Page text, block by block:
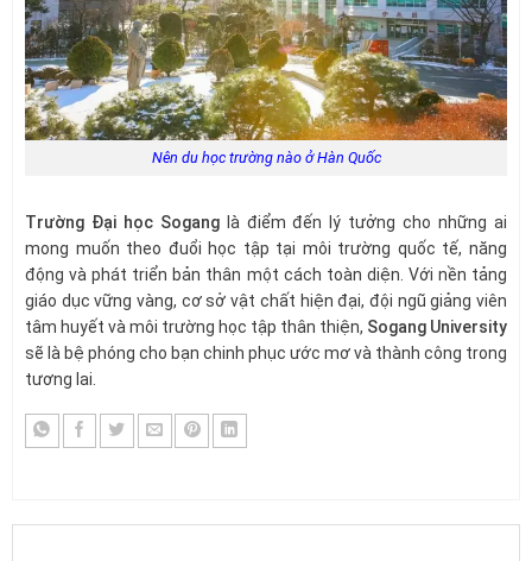
Nên du học trường nào ở Hàn Quốc
Trường Đại học Soganglà điểm đến lý tưởng cho những ai
mong muốn theo đuổi học tập tại môi trường quốc tế, năng
động và phát triển bản thân một cách toàn diện. Với nền tảng
giáo dục vững vàng, cơ sở vật chất hiện đại, đội ngũ giảng viên
tâm huyết và môi trường học tập thân thiện, Sogang University
sẽ là bệ phóng cho bạn chinh phục ước mơ và thành công trong
tương lai.